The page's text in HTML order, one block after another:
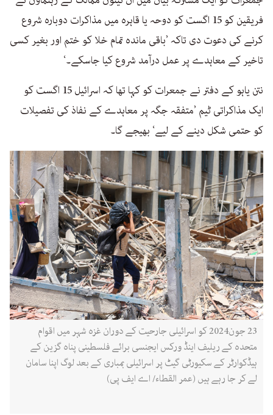
فریقین کو 15 اگست کو دوحہ یا قاہرہ میں مذاکرات دوبارہ شروع
کرنے کی دعوت دی تاکہ ’باقی ماندہ تمام خلا کو ختم اور بغیر کسی
تاخیر کے معاہدے پر عمل درآمد شروع کیا جاسکے۔‘
نتن یاہو کے دفتر نے جمعرات کو کہا تھا کہ اسرائیل 15 اگست کو
ایک مذاکراتی ٹیم ’متفقہ جگہ پر معاہدے کے نفاذ کی تفصیلات
کو حتمی شکل دینے کے لیے‘ بھیجے گا۔
23 جون2024 کو اسرائیلی جارحیت کے دوران غزہ شہر میں اقوام
متحدہ کے ریلیف اینڈ ورکس ایجنسی برائے فلسطینی پناہ گزین کے
ہیڈکوارٹر کے سکیورٹی گیٹ پر اسرائیلی بمباری کے بعد لوگ اپنا سامان
لے کر جا رہے ہیں (عمر القطاء/ اے ایف پی)